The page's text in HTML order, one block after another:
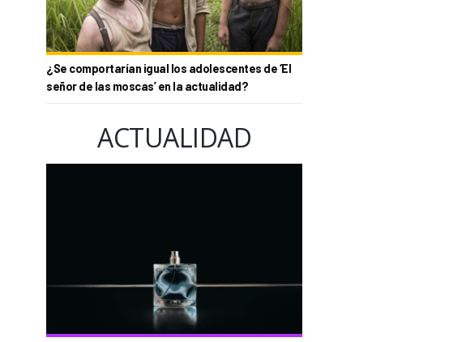
¿Se comportarían igual los adolescentes de ‘El
señor de las moscas’ en la actualidad?
ACTUALIDAD